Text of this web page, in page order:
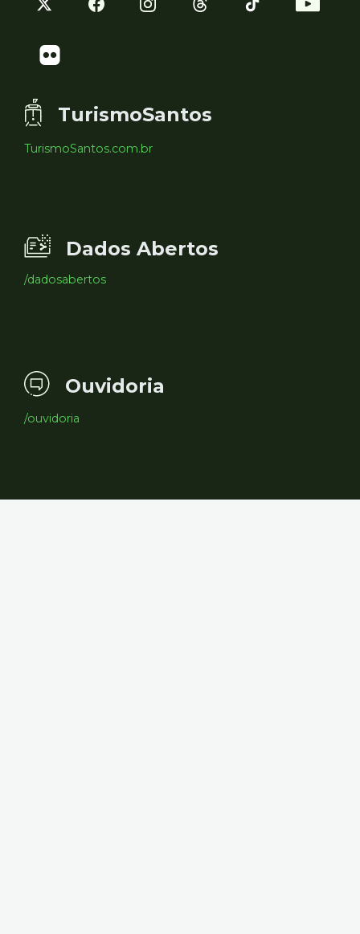
TurismoSantos
TurismoSantos.com.br
Dados Abertos
/dadosabertos
Ouvidoria
/ouvidoria